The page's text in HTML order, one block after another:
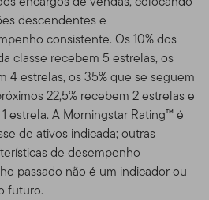
descendentes e
consistente. Os 10% dos
classe recebem 5 estrelas, os
4 estrelas, os 35% que se seguem
22,5% recebem 2 estrelas e
estrela. A Morningstar Rating™ é
de ativos indicada; outras
de desempenho
passado não é um indicador ou
futuro.
seu uso desse Site é
dos Termos de Uso válidos na
feito por você. Nós nos
mudar os Termos de Uso do
sem aviso prévio. A data da
exibida no Índice de
o Site depois dos Termos de
postados, estará pressuposto
Termos de Uso, conforme